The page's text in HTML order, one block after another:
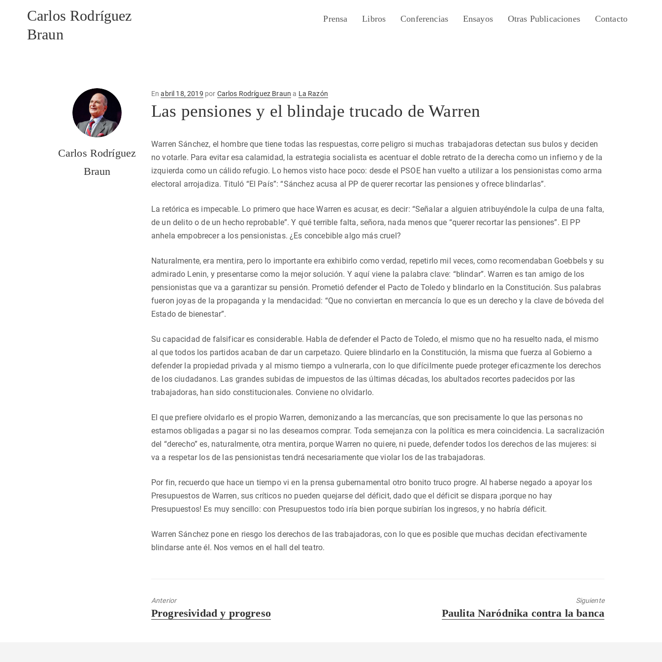
Carlos Rodríguez
Braun
Prensa Libros Conferencias Ensayos Otras Publicaciones Contacto
Carlos Rodríguez
Braun
EnPublicado
abril 18, 2019 por Carlos Rodríguez Braun a La Razón
Las pensiones y el blindaje trucado de Warren
Warren Sánchez, el hombre que tiene todas las respuestas, corre peligro si muchas trabajadoras detectan sus bulos y deciden
no votarle. Para evitar esa calamidad, la estrategia socialista es acentuar el doble retrato de la derecha como un infierno y de la
izquierda como un cálido refugio. Lo hemos visto hace poco: desde el PSOE han vuelto a utilizar a los pensionistas como arma
electoral arrojadiza. Tituló “El País”: “Sánchez acusa al PP de querer recortar las pensiones y ofrece blindarlas”.
La retórica es impecable. Lo primero que hace Warren es acusar, es decir: “Señalar a alguien atribuyéndole la culpa de una falta,
de un delito o de un hecho reprobable”. Y qué terrible falta, señora, nada menos que “querer recortar las pensiones”. El PP
anhela empobrecer a los pensionistas. ¿Es concebible algo más cruel?
Naturalmente, era mentira, pero lo importante era exhibirlo como verdad, repetirlo mil veces, como recomendaban Goebbels y su
admirado Lenin, y presentarse como la mejor solución. Y aquí viene la palabra clave: “blindar”. Warren es tan amigo de los
pensionistas que va a garantizar su pensión. Prometió defender el Pacto de Toledo y blindarlo en la Constitución. Sus palabras
fueron joyas de la propaganda y la mendacidad: “Que no conviertan en mercancía lo que es un derecho y la clave de bóveda del
Estado de bienestar”.
Su capacidad de falsificar es considerable. Habla de defender el Pacto de Toledo, el mismo que no ha resuelto nada, el mismo
al que todos los partidos acaban de dar un carpetazo. Quiere blindarlo en la Constitución, la misma que fuerza al Gobierno a
defender la propiedad privada y al mismo tiempo a vulnerarla, con lo que difícilmente puede proteger eficazmente los derechos
de los ciudadanos. Las grandes subidas de impuestos de las últimas décadas, los abultados recortes padecidos por las
trabajadoras, han sido constitucionales. Conviene no olvidarlo.
El que prefiere olvidarlo es el propio Warren, demonizando a las mercancías, que son precisamente lo que las personas no
estamos obligadas a pagar si no las deseamos comprar. Toda semejanza con la política es mera coincidencia. La sacralización
del “derecho” es, naturalmente, otra mentira, porque Warren no quiere, ni puede, defender todos los derechos de las mujeres: si
va a respetar los de las pensionistas tendrá necesariamente que violar los de las trabajadoras.
Por fin, recuerdo que hace un tiempo vi en la prensa gubernamental otro bonito truco progre. Al haberse negado a apoyar los
Presupuestos de Warren, sus críticos no pueden quejarse del déficit, dado que el déficit se dispara ¡porque no hay
Presupuestos! Es muy sencillo: con Presupuestos todo iría bien porque subirían los ingresos, y no habría déficit.
Warren Sánchez pone en riesgo los derechos de las trabajadoras, con lo que es posible que muchas decidan efectivamente
blindarse ante él. Nos vemos en el hall del teatro.
Anterior
Entrada
Progresividad y progreso
Siguiente
Entrada
Paulita Naródnika contra la banca